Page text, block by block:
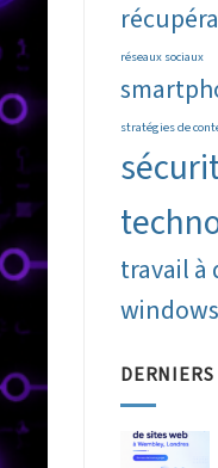
réseaux sociaux
stratégies de
travail à
DERNIERS